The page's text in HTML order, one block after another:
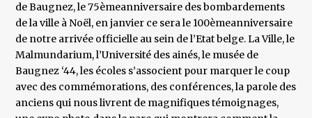
de Baugnez, le 75èmeanniversaire des bombardements
de la ville à Noël, en janvier ce sera le 100èmeanniversaire
de notre arrivée officielle au sein de l’Etat belge. La Ville, le
Malmundarium, l’Université des ainés, le musée de
Baugnez ‘44, les écoles s’associent pour marquer le coup
avec des commémorations, des conférences, la parole des
anciens qui nous livrent de magnifiques témoignages,